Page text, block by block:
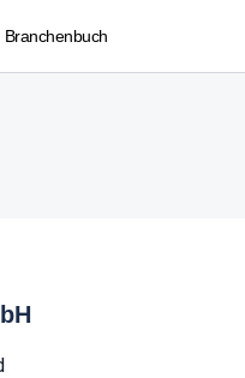
Branchenbuch